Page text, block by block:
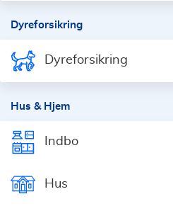
Dyreforsikring
Dyreforsikring
Hus & Hjem
Indbo
Hus